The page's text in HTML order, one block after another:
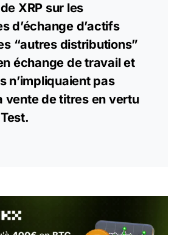
XRP sur les
d’échange d’actifs
“autres distributions”
échange de travail et
n’impliquaient pas
vente de titres en vertu